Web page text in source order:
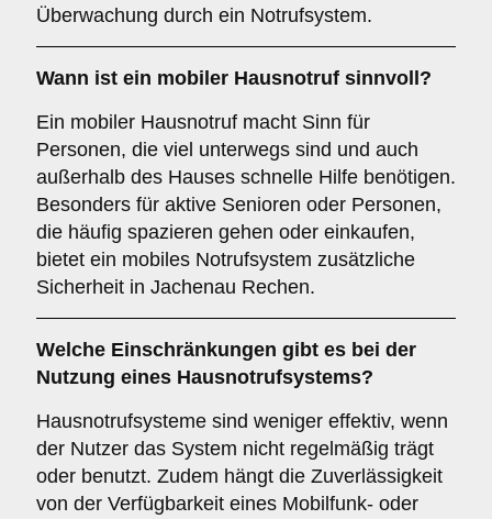
Überwachung durch ein Notrufsystem.
Wann ist ein mobiler Hausnotruf sinnvoll?
Ein mobiler Hausnotruf macht Sinn für
Personen, die viel unterwegs sind und auch
außerhalb des Hauses schnelle Hilfe benötigen.
Besonders für aktive Senioren oder Personen,
die häufig spazieren gehen oder einkaufen,
bietet ein mobiles Notrufsystem zusätzliche
Sicherheit in Jachenau Rechen.
Welche Einschränkungen gibt es bei der
Nutzung eines Hausnotrufsystems?
Hausnotrufsysteme sind weniger effektiv, wenn
der Nutzer das System nicht regelmäßig trägt
oder benutzt. Zudem hängt die Zuverlässigkeit
von der Verfügbarkeit eines Mobilfunk- oder